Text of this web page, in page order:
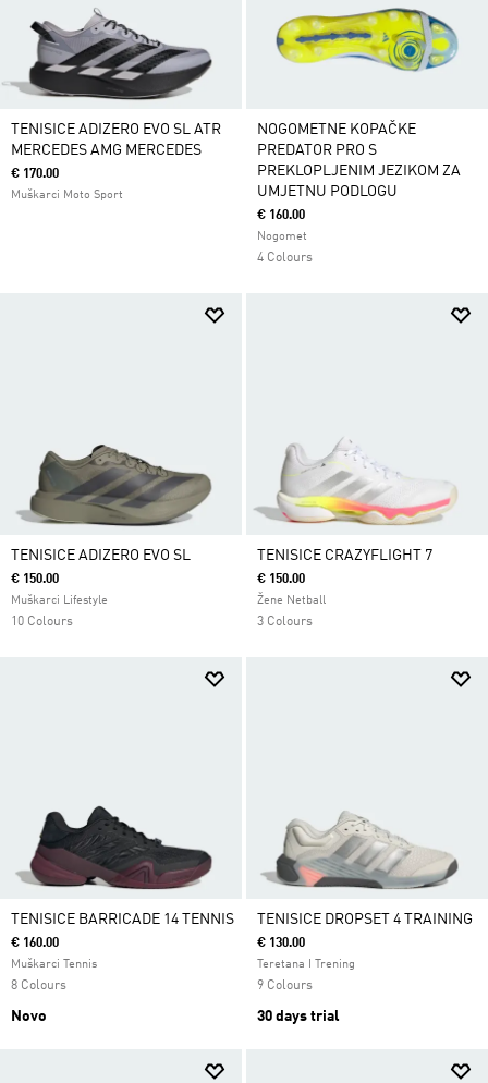
TENISICE ADIZERO EVO SL ATR
MERCEDES AMG MERCEDES
€ 170.00
Muškarci Moto Sport
NOGOMETNE KOPAČKE
PREDATOR PRO S
PREKLOPLJENIM JEZIKOM ZA
UMJETNU PODLOGU
€ 160.00
Nogomet
4 Colours
TENISICE ADIZERO EVO SL
€ 150.00
Muškarci Lifestyle
10 Colours
TENISICE CRAZYFLIGHT 7
€ 150.00
Žene Netball
3 Colours
TENISICE BARRICADE 14 TENNIS
€ 160.00
Muškarci Tennis
8 Colours
Novo
TENISICE DROPSET 4 TRAINING
€ 130.00
Teretana I Trening
9 Colours
30 days trial